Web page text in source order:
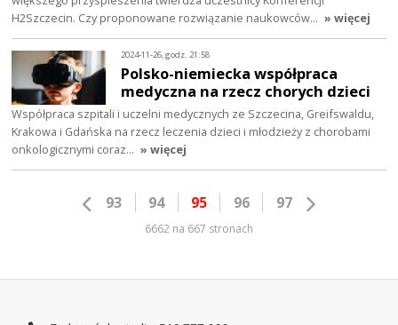
H2Szczecin. Czy proponowane rozwiązanie naukowców… » więcej
2024-11-26, godz. 21:58
Polsko-niemiecka współpraca
medyczna na rzecz chorych dzieci
Współpraca szpitali i uczelni medycznych ze Szczecina, Greifswaldu,
Krakowa i Gdańska na rzecz leczenia dzieci i młodzieży z chorobami
onkologicznymi coraz… » więcej
93 94 95 96 97
6662 na 667 stronach